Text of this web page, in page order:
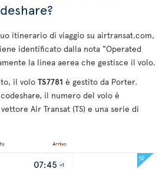
itinerario di viaggio su airtransat.com,
identificato dalla nota "Operated
la linea aerea che gestisce il volo.
il volo TS7781 è gestito da Porter.
il numero del volo è
Air Transat (TS) e una serie di